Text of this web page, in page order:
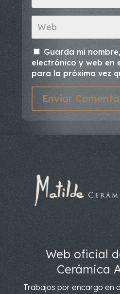
Guarda mi
electrónico y web en
para la próxima vez
Enviar
Web oficial
Cerámica
Trabajos por encargo en